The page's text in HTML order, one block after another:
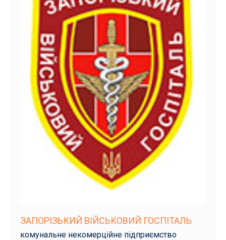
ЗАПОРІЗЬКИЙ ВІЙСЬКОВИЙ ГОСПІТАЛЬ
комунальне некомерційне підприємство